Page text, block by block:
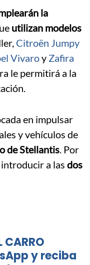
la
utilizan modelos
Citroën Jumpy
Vivaroy Zafira
le permitirá a la
en impulsar
y vehículos de
de Stellantis. Por
a las dos
y reciba